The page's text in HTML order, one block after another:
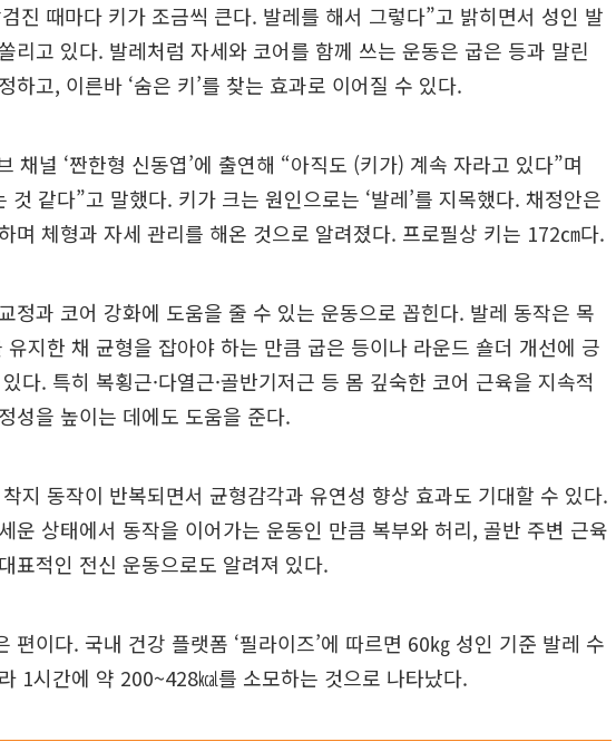
진 때마다 키가 조금씩 큰다. 발레를 해서 그렇다”고 밝히면서 성인 발
리고 있다. 발레처럼 자세와 코어를 함께 쓰는 운동은 굽은 등과 말린
하고, 이른바 ‘숨은 키’를 찾는 효과로 이어질 수 있다.
채널 ‘짠한형 신동엽’에 출연해 “아직도 (키가) 계속 자라고 있다”며
것 같다”고 말했다. 키가 크는 원인으로는 ‘발레’를 지목했다. 채정안은
며 체형과 자세 관리를 해온 것으로 알려졌다. 프로필상 키는 172㎝다.
정과 코어 강화에 도움을 줄 수 있는 운동으로 꼽힌다. 발레 동작은 목
지한 채 균형을 잡아야 하는 만큼 굽은 등이나 라운드 숄더 개선에 긍
다. 특히 복횡근·다열근·골반기저근 등 몸 깊숙한 코어 근육을 지속적
성을 높이는 데에도 도움을 준다.
지 동작이 반복되면서 균형감각과 유연성 향상 효과도 기대할 수 있다.
운 상태에서 동작을 이어가는 운동인 만큼 복부와 허리, 골반 주변 근육
표적인 전신 운동으로도 알려져 있다.
편이다. 국내 건강 플랫폼 ‘필라이즈’에 따르면 60㎏ 성인 기준 발레 수
1시간에 약 200~428㎉를 소모하는 것으로 나타났다.